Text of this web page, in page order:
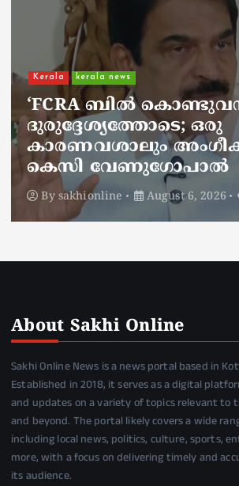
kerala news
ചാലിശേരിയില്‍
ജനകീയ
നഴ്സിന് അണലിയുടെ
അണലിയുടെ
ഡ്യൂട്ടിക്കിടെ
By sakhionline August 6, 2026
About Sakhi Online
Sakhi Online News is a news portal based in
Established in 2018, it serves as a digital
and updates on a variety of topics relevant to
and beyond. The portal likely covers a wide
including local news, politics, culture, sports,
more, with a focus on delivering timely and
its audience.